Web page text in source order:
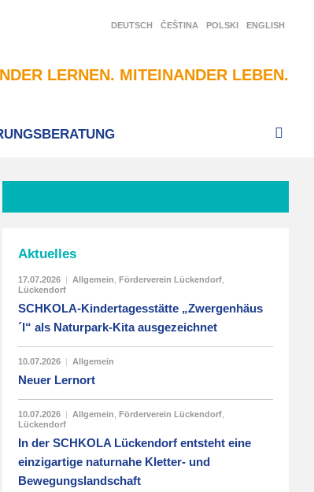
DEUTSCH ČEŠTINA POLSKI ENGLISH
LERNEN. MITEINANDER LEBEN.
Aktuelles
17.07.2026 | Allgemein Förderverein Lückendorf
Lückendorf
SCHKOLA-Kindertagesstätte „Zwergenhäus
´l“ als Naturpark-Kita ausgezeichnet
10.07.2026 | Allgemein
Neuer Lernort
10.07.2026 | Allgemein Förderverein Lückendorf
Lückendorf
In der SCHKOLA Lückendorf entsteht eine
einzigartige naturnahe Kletter- und
Bewegungslandschaft